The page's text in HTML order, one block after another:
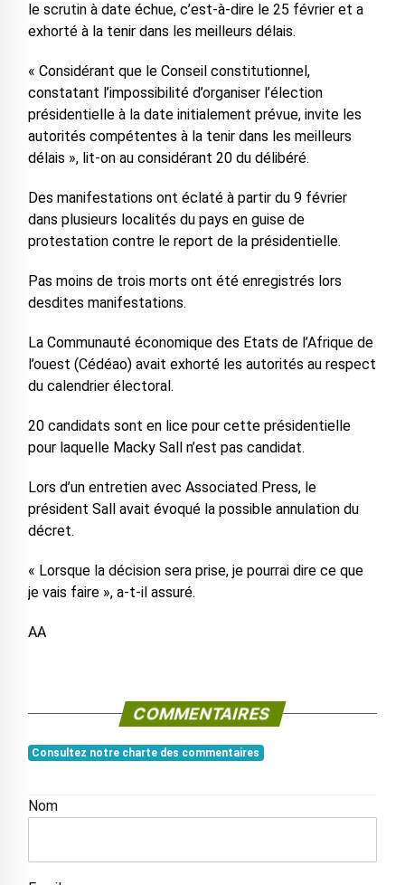
le scrutin à date échue, c’est-à-dire le 25 février et a
exhorté à la tenir dans les meilleurs délais.
« Considérant que le Conseil constitutionnel,
constatant l’impossibilité d’organiser l’élection
présidentielle à la date initialement prévue, invite les
autorités compétentes à la tenir dans les meilleurs
délais », lit-on au considérant 20 du délibéré.
Des manifestations ont éclaté à partir du 9 février
dans plusieurs localités du pays en guise de
protestation contre le report de la présidentielle.
Pas moins de trois morts ont été enregistrés lors
desdites manifestations.
La Communauté économique des Etats de l’Afrique de
l’ouest (Cédéao) avait exhorté les autorités au respect
du calendrier électoral.
20 candidats sont en lice pour cette présidentielle
pour laquelle Macky Sall n’est pas candidat.
Lors d’un entretien avec Associated Press, le
président Sall avait évoqué la possible annulation du
décret.
« Lorsque la décision sera prise, je pourrai dire ce que
je vais faire », a-t-il assuré.
AA
COMMENTAIRES
Consultez notre charte des commentaires
Nom